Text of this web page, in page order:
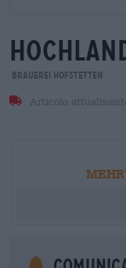
Brauerei Hofstetten
Articolo